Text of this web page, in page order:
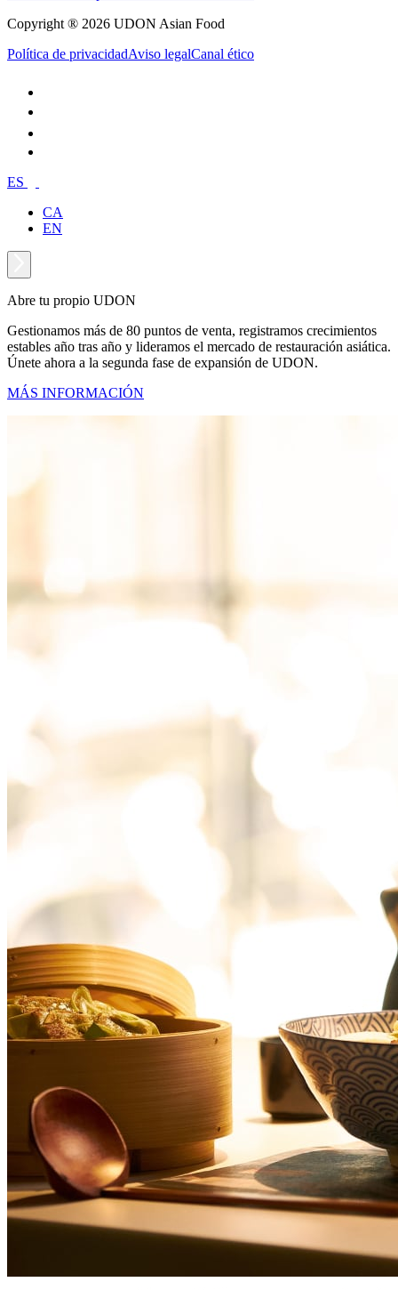
Copyright ® 2026 UDON Asian Food
Política de privacidadAviso legalCanal ético
ES
CA
EN
Abre tu propio UDON
Gestionamos más de 80 puntos de venta, registramos crecimientos
estables año tras año y lideramos el mercado de restauración asiática.
Únete ahora a la segunda fase de expansión de UDON.
MÁS INFORMACIÓN